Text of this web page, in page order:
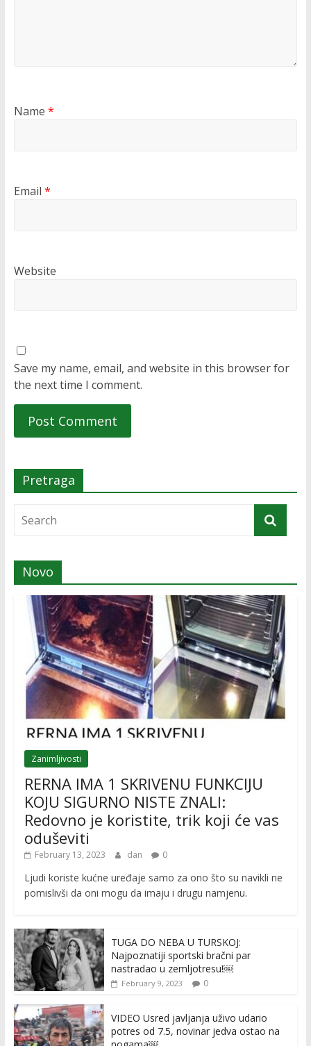
Name *
Email *
Website
Save my name, email, and website in this browser for
the next time I comment.
Pretraga
Novo
Zanimljivosti
RERNA IMA 1 SKRIVENU FUNKCIJU
KOJU SIGURNO NISTE ZNALI:
Redovno je koristite, trik koji će vas
oduševiti
February 13, 2023 dan 0
Ljudi koriste kućne uređaje samo za ono što su navikli ne
pomislivši da oni mogu da imaju i drugu namjenu.
TUGA DO NEBA U TURSKOJ:
Najpoznatiji sportski bračni par
nastradao u zemljotresu!￼
February 9, 2023 0
VIDEO Usred javljanja uživo udario
potres od 7.5, novinar jedva ostao na